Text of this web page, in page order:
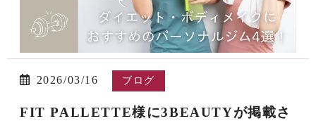
2026/03/16 ブログ
FIT PALLETTE様に3BEAUTYが掲載さ